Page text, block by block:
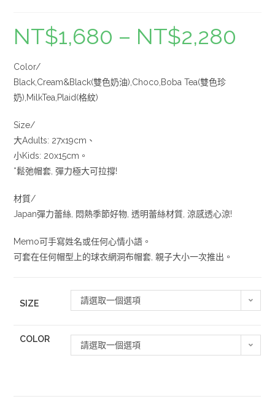
NT$1,680 – NT$2,280
Color/
Black,Cream&Black(雙色奶油),Choco,Boba Tea(雙色珍
奶),MilkTea,Plaid(格紋)
Size/
大Adults: 27x19cm、
小Kids: 20x15cm。
*鬆弛帽套, 彈力極大可拉撐!
材質/
Japan彈力蕾絲, 悶熱季節好物, 透明蕾絲材質, 涼感透心涼!
Memo可手寫姓名或任何心情小語。
可套在任何帽型上的球衣網洞布帽套, 親子大小一次推出。
SIZE 請選取一個選項
COLOR
請選取一個選項